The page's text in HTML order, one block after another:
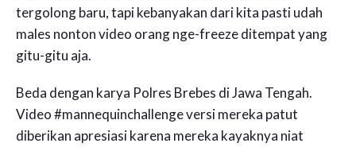
tergolong baru, tapi kebanyakan dari kita pasti udah
males nonton video orang nge-freeze ditempat yang
gitu-gitu aja.
Beda dengan karya Polres Brebes di Jawa Tengah.
Video #mannequinchallenge versi mereka patut
diberikan apresiasi karena mereka kayaknya niat